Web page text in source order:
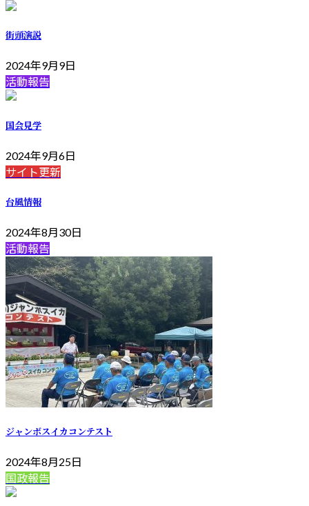
街頭演説
2024年9月9日
活動報告
国会見学
2024年9月6日
サイト更新
台風情報
2024年8月30日
活動報告
ジャンボスイカコンテスト
2024年8月25日
国政報告